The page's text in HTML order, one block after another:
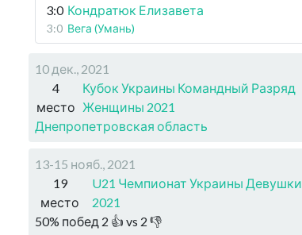
3:0 Кондратюк Елизавета
3:0 Вега (Умань)
10 дек., 2021
4
место
Кубок Украины Командный Разряд
Женщины 2021
Днепропетровская область
13-15 нояб., 2021
19
место
U21 Чемпионат Украины Девушки
2021
50% побед 2 👍 vs 2 👎